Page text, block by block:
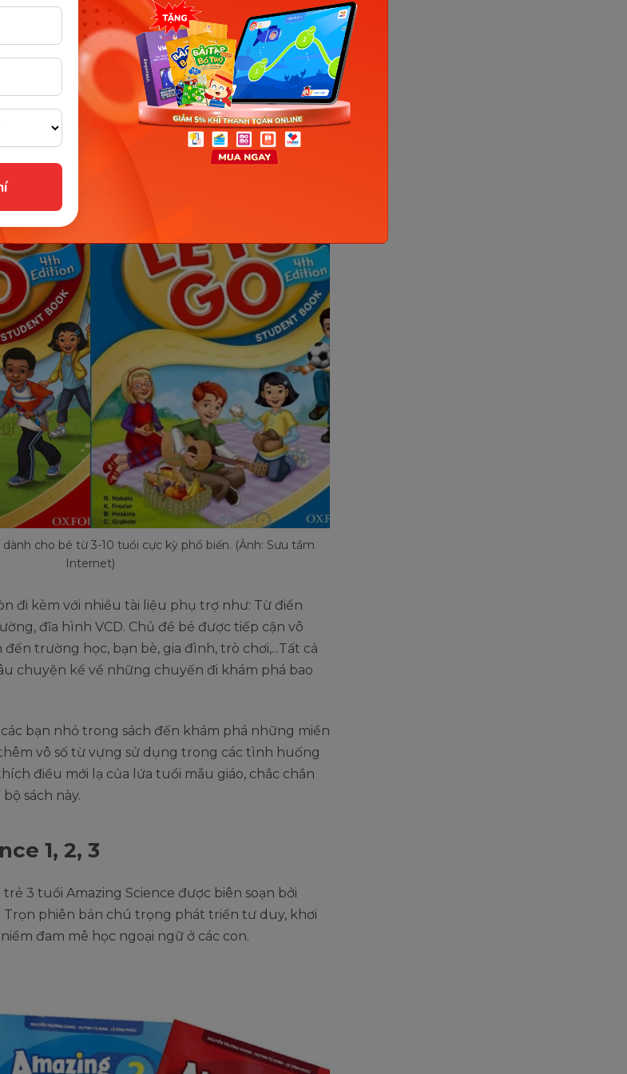
cho trẻ 3 tuổi với chất lượng nội dung được đánh
trong, ngộ nghĩnh đáng yêu thể hiện tình huống
bên ngoài. Điều này thích hợp với lứa tuổi vốn
hơn là kiến thức khô khan.
cho bé từ 3-10 tuổi cực kỳ phổ biến. (Ảnh: Sưu tầm
Internet)
đi kèm với nhiều tài liệu phụ trợ như: Từ điển
đĩa hình VCD. Chủ đề bé được tiếp cận vô
trường học, bạn bè, gia đình, trò chơi,...Tất cả
chuyện kể về những chuyến đi khám phá bao
bạn nhỏ trong sách đến khám phá những miền
vô số từ vựng sử dụng trong các tình huống
điều mới lạ của lứa tuổi mẫu giáo, chắc chắn
sách này.
1, 2, 3
3 tuổi Amazing Science được biên soạn bởi
Trọn phiên bản chú trọng phát triển tư duy, khơi
đam mê học ngoại ngữ ở các con.